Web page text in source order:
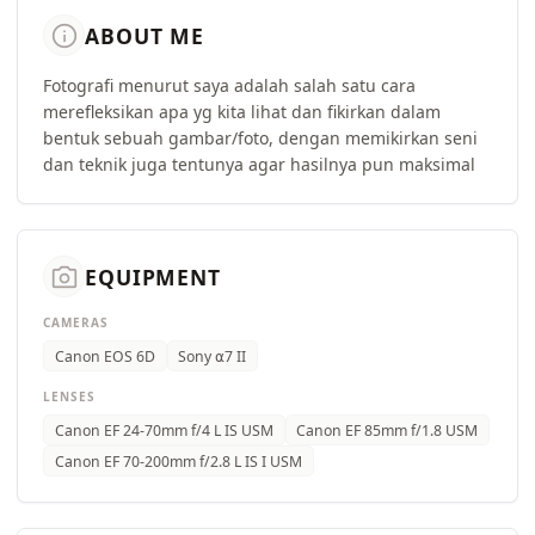
info ABOUT ME
Fotografi menurut saya adalah salah satu cara
merefleksikan apa yg kita lihat dan fikirkan dalam
bentuk sebuah gambar/foto, dengan memikirkan seni
dan teknik juga tentunya agar hasilnya pun maksimal
camera_alt EQUIPMENT
CAMERAS
Canon EOS 6D Sony ⍺7 II
LENSES
Canon EF 24-70mm f/4 L IS USM
Canon EF 85mm f/1.8 USM
Canon EF 70-200mm f/2.8 L IS I USM